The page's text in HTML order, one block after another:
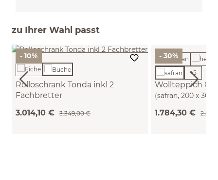
zu Ihrer Wahl passt
- 10%
Rolloschrank Tonda inkl 2
Fachbretter
3.014,10 € 3.349,00 €
- 30%
Wollteppich
(safran, 200 x 300
+5
1.784,30 €